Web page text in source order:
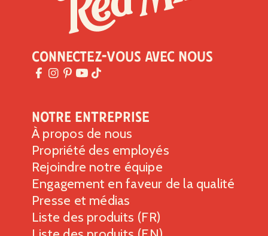
Notre entreprise
À propos de nous
Propriété des employés
Rejoindre notre équipe
Engagement en faveur de la qualité
Presse et médias
Liste des produits (FR)
Connectez-vous avec nous